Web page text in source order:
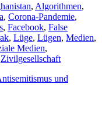
, Algorithmen,
, Corona-Pandemie,
, Facebook, False
, Lüge, Lügen, Medien,
Medien,
Zivilgesellschaft
und